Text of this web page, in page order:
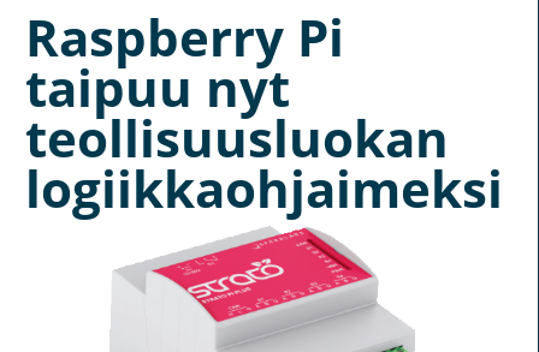
Raspberry Pi
taipuu nyt
teollisuusluokan
logiikkaohjaimeksi